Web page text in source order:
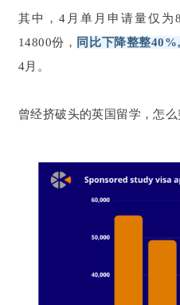
其中，4月单月申请量仅为
14800份， 同比下降整整40%
4月。
曾经挤破头的英国留学，怎么